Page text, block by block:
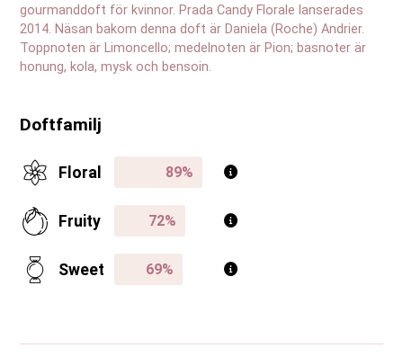
gourmanddoft för kvinnor. Prada Candy Florale lanserades
2014. Näsan bakom denna doft är Daniela (Roche) Andrier.
Toppnoten är Limoncello; medelnoten är Pion; basnoter är
honung, kola, mysk och bensoin.
Doftfamilj
Floral
Fruity
Sweet